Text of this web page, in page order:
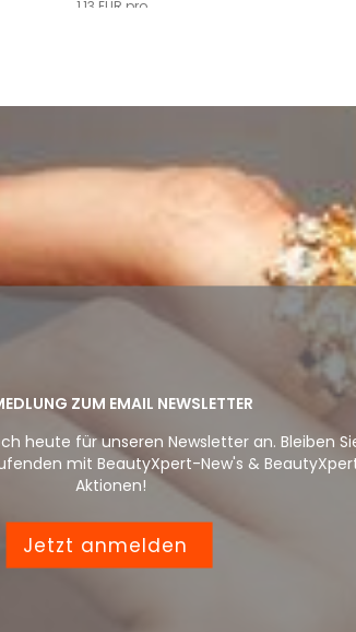
1,13 EUR pro
ZUM EMAIL NEWSLETTER
heute für unseren Newsletter an. Bleiben
mit BeautyXpert-New's &
Aktionen!
Jetzt anmelden